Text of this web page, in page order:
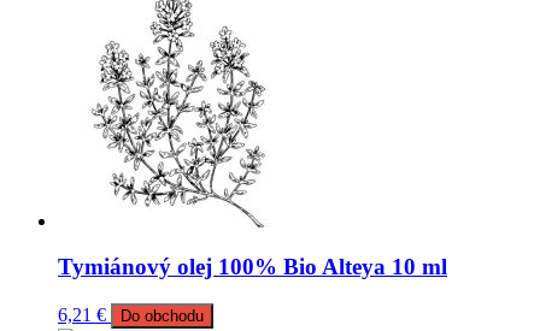
Tymiánový olej 100% Bio Alteya 10 ml
6,21 € Do obchodu